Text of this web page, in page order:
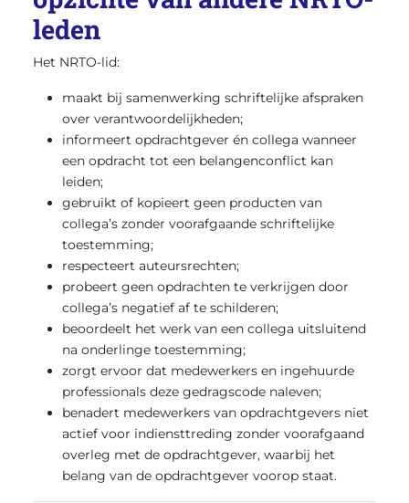
leden
Het NRTO-lid:
maakt bij samenwerking schriftelijke afspraken
over verantwoordelijkheden;
informeert opdrachtgever én collega wanneer
een opdracht tot een belangenconflict kan
leiden;
gebruikt of kopieert geen producten van
collega’s zonder voorafgaande schriftelijke
toestemming;
respecteert auteursrechten;
probeert geen opdrachten te verkrijgen door
collega’s negatief af te schilderen;
beoordeelt het werk van een collega uitsluitend
na onderlinge toestemming;
zorgt ervoor dat medewerkers en ingehuurde
professionals deze gedragscode naleven;
benadert medewerkers van opdrachtgevers niet
actief voor indiensttreding zonder voorafgaand
overleg met de opdrachtgever, waarbij het
belang van de opdrachtgever voorop staat.